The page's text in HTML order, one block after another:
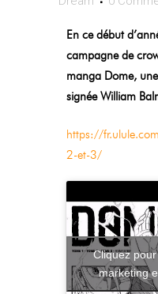
En ce début
campagne de
manga Dome,
signée William
https://
2-et-3/
Cliquez
marketing